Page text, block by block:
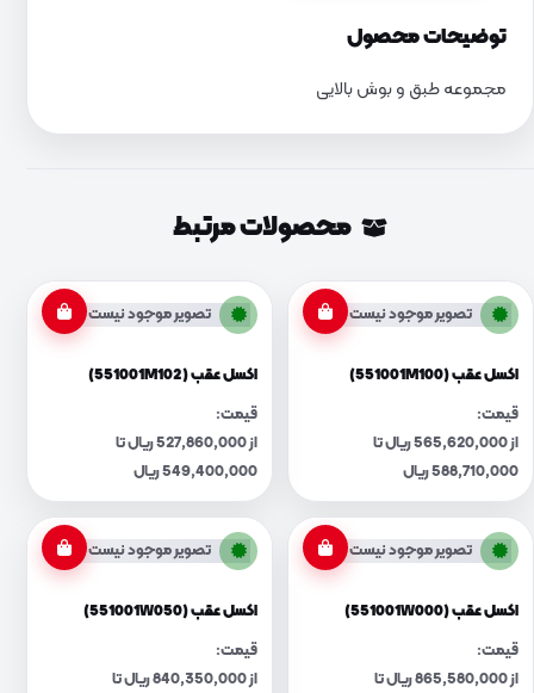
توضیحات محصول
مجموعه طبق و بوش بالایی
محصولات مرتبط
تصویر موجود نیست
اکسل عقب (551001M100)
قیمت:
از 565,620,000 ریال تا
588,710,000 ریال
تصویر موجود نیست
اکسل عقب (551001M102)
قیمت:
از 527,860,000 ریال تا
549,400,000 ریال
تصویر موجود نیست
اکسل عقب (551001W000)
قیمت:
از 865,580,000 ریال تا
تصویر موجود نیست
اکسل عقب (551001W050)
قیمت:
از 840,350,000 ریال تا